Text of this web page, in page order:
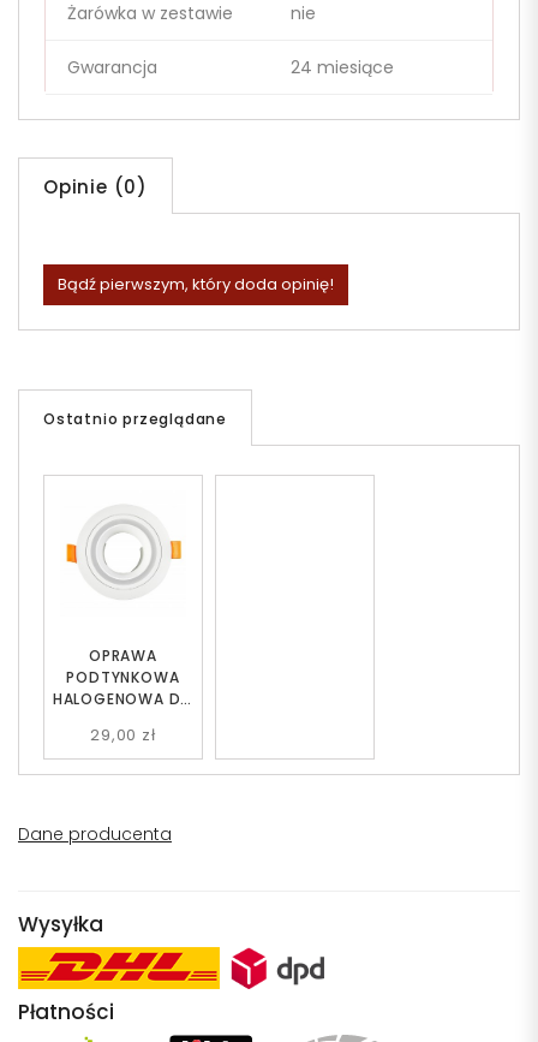
Żarówka w zestawie nie
Gwarancja 24 miesiące
Opinie (0)
Bądź pierwszym, który doda opinię!
Ostatnio przeglądane
OPRAWA
PODTYNKOWA
HALOGENOWA DO
VEXO 1
29,00 zł
Dane producenta
Wysyłka
Płatności